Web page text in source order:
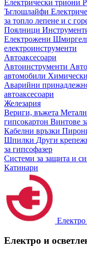
Електрически триони
Ъглошлайфи
за топло лепене и с
Поялници
Електрожени
електроинструменти
Автоаксесоари
Автоинструменти
автомобили
Аварийни
автоаксесоари
Железария
Вериги, въжета
гипсокартон Винтове
Кабелни връзки
Шпилки Други
за гипсофазер
Системи за защита и
Катинари
Електро и